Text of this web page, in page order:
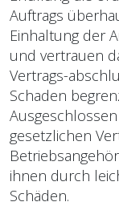
Auftrags
Einhaltung der
und vertrauen
Vertrags-
Schaden
gesetzlichen
ihnen durch
Schäden.